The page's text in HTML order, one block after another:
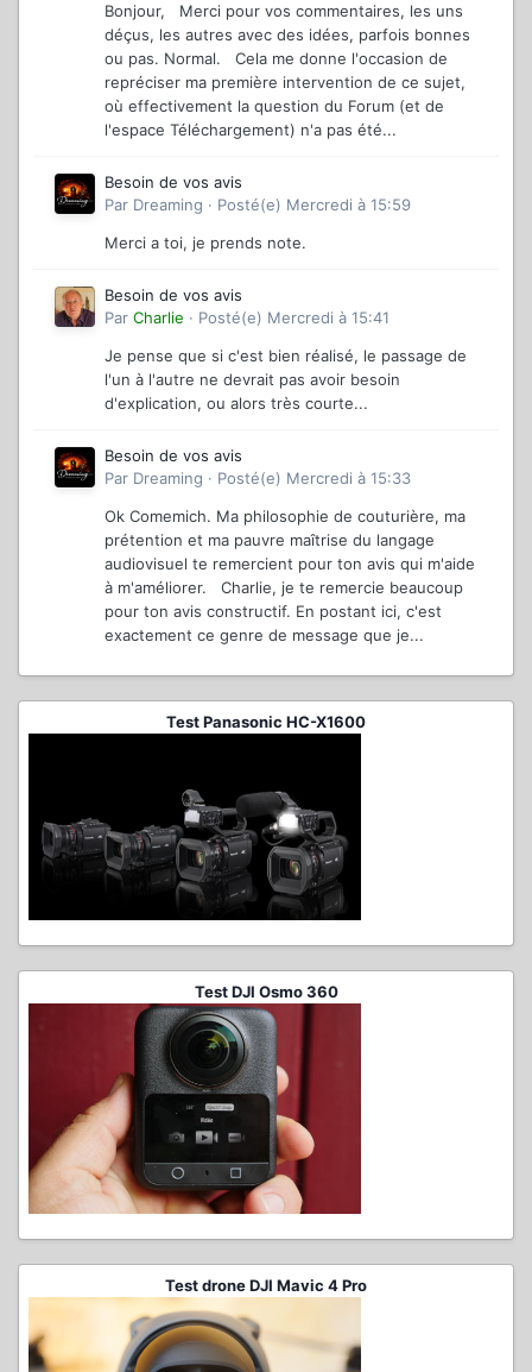
Bonjour, Merci pour vos commentaires, les uns
déçus, les autres avec des idées, parfois bonnes
ou pas. Normal. Cela me donne l'occasion de
repréciser ma première intervention de ce sujet,
où effectivement la question du Forum (et de
l'espace Téléchargement) n'a pas été...
Besoin de vos avis
Par Dreaming · Posté(e) Mercredi à 15:59
Merci a toi, je prends note.
Besoin de vos avis
Par Charlie · Posté(e) Mercredi à 15:41
Je pense que si c'est bien réalisé, le passage de
l'un à l'autre ne devrait pas avoir besoin
d'explication, ou alors très courte...
Besoin de vos avis
Par Dreaming · Posté(e) Mercredi à 15:33
Ok Comemich. Ma philosophie de couturière, ma
prétention et ma pauvre maîtrise du langage
audiovisuel te remercient pour ton avis qui m'aide
à m'améliorer. Charlie, je te remercie beaucoup
pour ton avis constructif. En postant ici, c'est
exactement ce genre de message que je...
Test Panasonic HC-X1600
Test DJI Osmo 360
Test drone DJI Mavic 4 Pro